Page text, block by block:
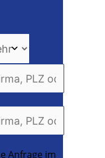
Anfrage im